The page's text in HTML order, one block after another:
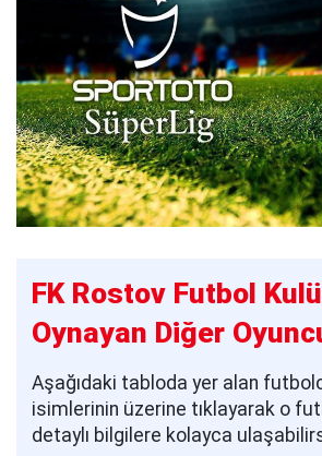
FK Rostov Futbol
Oynayan Diğer
Aşağıdaki tabloda yer alan
isimlerinin üzerine tıklayarak o
detaylı bilgilere kolayca